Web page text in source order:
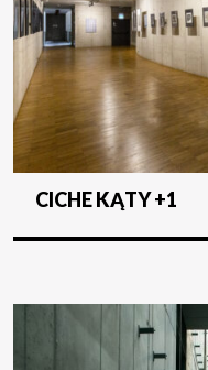
CICHE KĄTY +1